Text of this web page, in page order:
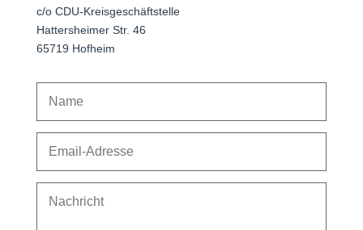
c/o CDU-Kreisgeschäftstelle
Hattersheimer Str. 46
65719 Hofheim